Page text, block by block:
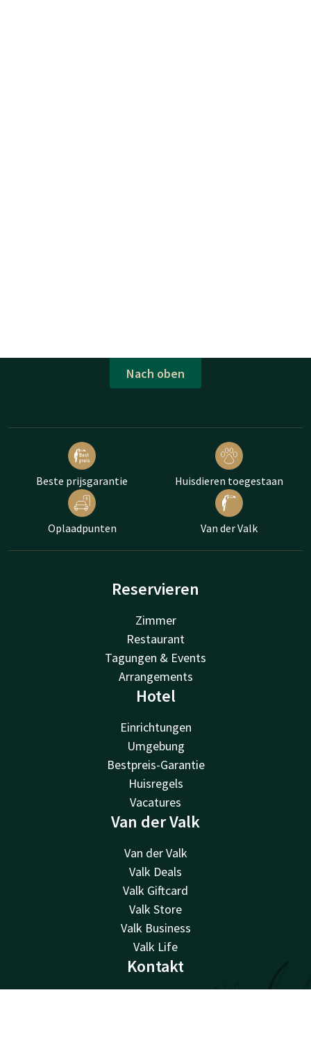
Nach oben
Beste prijsgarantie Huisdieren toegestaan
Oplaadpunten Van der Valk
Reservieren
Zimmer
Restaurant
Tagungen & Events
Arrangements
Hotel
Einrichtungen
Umgebung
Bestpreis-Garantie
Huisregels
Vacatures
Van der Valk
Van der Valk
Valk Deals
Valk Giftcard
Valk Store
Valk Business
Valk Life
Kontakt